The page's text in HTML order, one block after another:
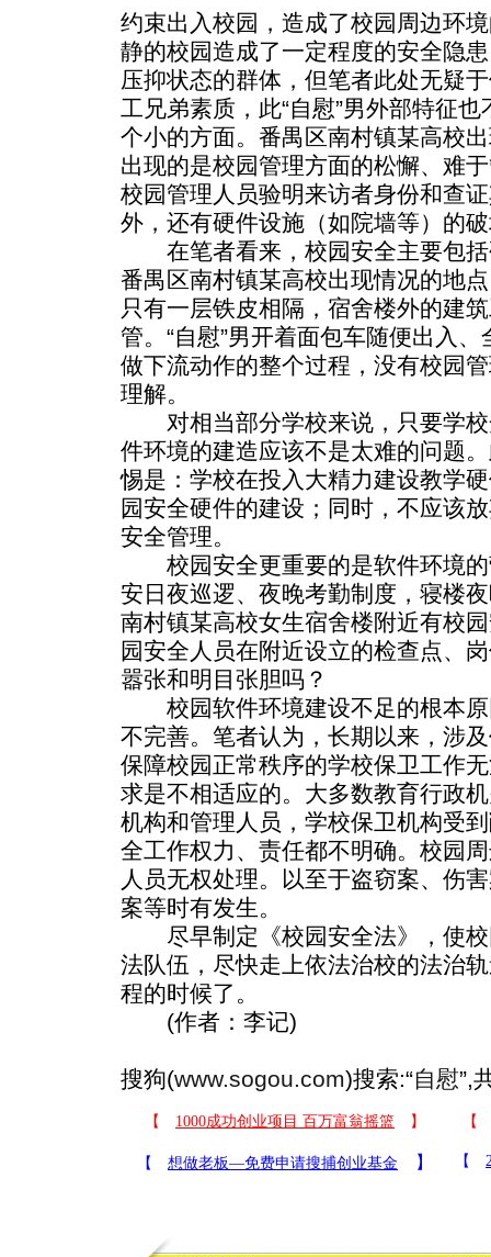
约束出入校园，造成了校园周边环
静的校园造成了一定程度的安全隐
压抑状态的群体，但笔者此处无疑
工兄弟素质，此“自慰”男外部特征
个小的方面。番禺区南村镇某高校
出现的是校园管理方面的松懈、难
校园管理人员验明来访者身份和查
外，还有硬件设施（如院墙等）的
在笔者看来，校园安全主要包括
番禺区南村镇某高校出现情况的地
只有一层铁皮相隔，宿舍楼外的建
管。“自慰”男开着面包车随便出入
做下流动作的整个过程，没有校园
理解。
对相当部分学校来说，只要学校
件环境的建造应该不是太难的问题
惕是：学校在投入大精力建设教学
园安全硬件的建设；同时，不应该
安全管理。
校园安全更重要的是软件环境的
安日夜巡逻、夜晚考勤制度，寝楼
南村镇某高校女生宿舍楼附近有校
园安全人员在附近设立的检查点、
嚣张和明目张胆吗？
校园软件环境建设不足的根本原
不完善。笔者认为，长期以来，涉
保障校园正常秩序的学校保卫工作
求是不相适应的。大多数教育行政
机构和管理人员，学校保卫机构受
全工作权力、责任都不明确。校园
人员无权处理。以至于盗窃案、伤
案等时有发生。
尽早制定《校园安全法》，使校
法队伍，尽快走上依法治校的法治
程的时候了。
(作者：李记)
搜狗(www.sogou.com)搜索:“自慰”,